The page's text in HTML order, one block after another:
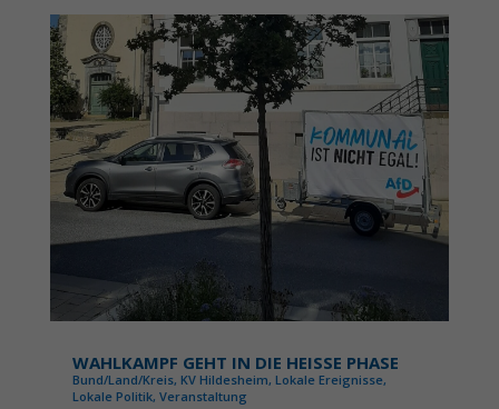
WAHLKAMPF GEHT IN DIE HEISSE PHASE
Bund/Land/Kreis, KV Hildesheim, Lokale Ereignisse,
Lokale Politik, Veranstaltung